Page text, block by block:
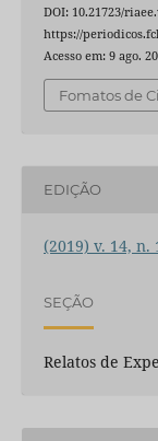
DOI: 10.21723/
https://
Acesso em: 9 ago.
Fomatos de
EDIÇÃO
(2019) v. 14, n.
SEÇÃO
Relatos de